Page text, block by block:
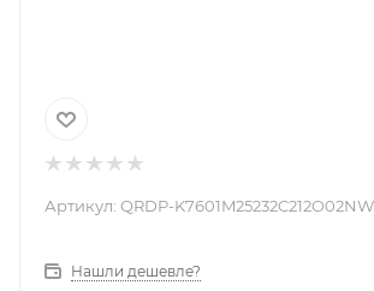
Артикул: QRDP-
Нашли дешевле?